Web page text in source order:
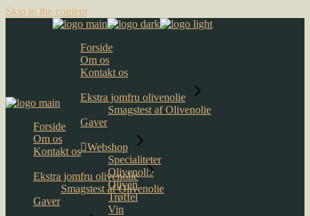
Skip to the content
Forside
Om os
Kontakt os
Ekstra jomfru olivenolie
Smagstest af Olivenolie
Gaver
Webshop
Specialiteter
Olivenolie
Oliven
Trøffel
Vin
Forside
Om os
Kontakt os
Ekstra jomfru olivenolie
Smagstest af Olivenolie
Gaver